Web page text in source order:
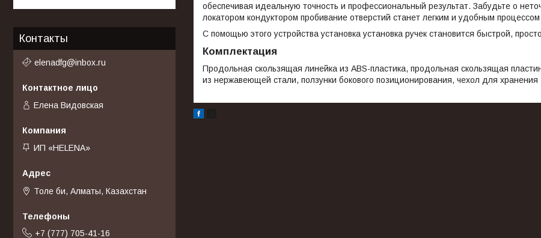
обеспечивая идеальную точность и профессиональный результат. Забудьте о
локатором кондуктором пробивание отверстий станет легким и удобным процессом
С помощью этого устройства установка установка ручек становится быстрой,
Комплектация
Продольная скользящая линейка из ABS-пластика, продольная скользящая
из нержавеющей стали, ползунки бокового позиционирования, чехол для хранения
Контакты
elenadfg@inbox.ru
Елена Видовская
ИП «HELENA»
Толе би, Алматы, Казахстан
+7 (777) 705-41-16